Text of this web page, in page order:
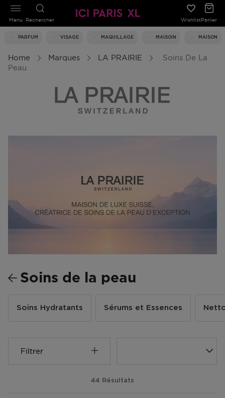
Rechercher WishlistPanier
PARFUM VISAGE MAQUILLAGE MAISOIN MAISON
Menu
Home Marques LA PRAIRIE
Soins De La
Peau
Soins de la peau
Soins Hydratants Sérums et Essences
Filtrer
44 Résultats